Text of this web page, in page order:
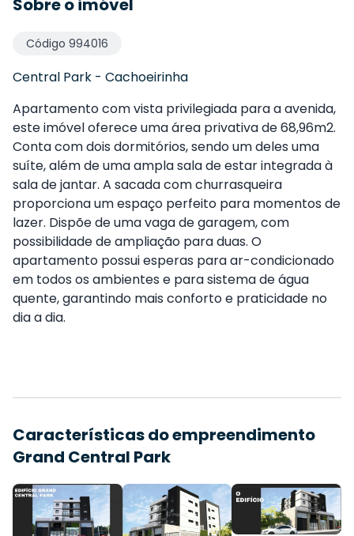
Sobre o imóvel
Código 994016
Central Park - Cachoeirinha
Apartamento com vista privilegiada para a avenida,
este imóvel oferece uma área privativa de 68,96m2.
Conta com dois dormitórios, sendo um deles uma
suíte, além de uma ampla sala de estar integrada à
sala de jantar. A sacada com churrasqueira
proporciona um espaço perfeito para momentos de
lazer. Dispõe de uma vaga de garagem, com
possibilidade de ampliação para duas. O
apartamento possui esperas para ar-condicionado
em todos os ambientes e para sistema de água
quente, garantindo mais conforto e praticidade no
dia a dia.
Características do empreendimento
Grand Central Park